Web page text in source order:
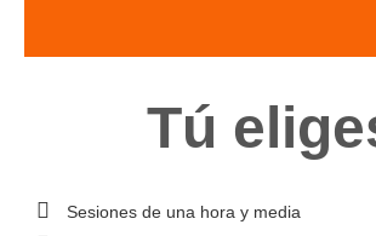
Tú
Sesiones de una hora y media